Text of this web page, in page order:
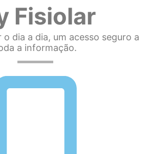
Fisiolar
o dia a dia, um acesso seguro a
a informação.